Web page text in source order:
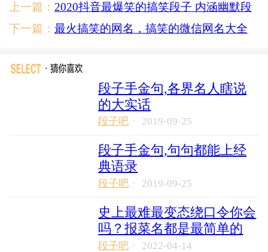
上一篇： 2020抖音最爆笑的搞笑段子 内涵幽默段
子让你笑个够！
下一篇： 最火搞笑的网名，搞笑的微信网名大全
段子手金句,各界名人瞎说
的大实话
段子吧 · 2019-09-25
段子手金句,句句都能上经
典语录
段子吧 · 2019-09-25
史上最难最变态绕口令你会
吗？报菜名都是最简单的
段子吧 · 2022-04-14